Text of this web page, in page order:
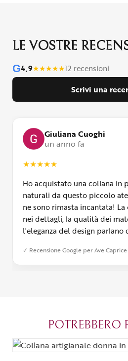
LE VOSTRE
G4,9★★★★★12 recensioni
Scrivi una
Giuliana Cuoghi
un anno fa
★★★★★
Ho acquistato una collana in
naturali da questo piccolo
ne sono rimasta incantata! La cura
nei dettagli, la qualità dei
l'eleganza del design parlano
stato impeccabile: veloce,
✓ Recensione Google per Ave
POTREBBERO